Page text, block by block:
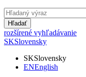
Hľadať
rozšírené vyhľadávanie
SKSlovensky
SKSlovensky
ENEnglish